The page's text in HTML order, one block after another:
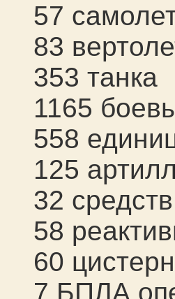
57
83
353 танка
1165
558
125
32
58
60
7 БПЛА